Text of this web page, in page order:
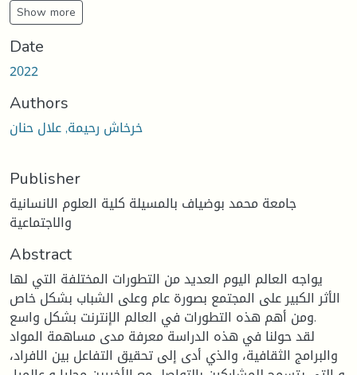
Show more
Date
2022
Authors
خرخاش رحيمة, علال حنان
Publisher
جامعة محمد بوضياف بالمسيلة كلية العلوم الانسانية
والاجتماعية
Abstract
يواجه العالم اليوم العديد من التطورات المختلفة التي لها
الأثر الكبير على المجتمع بصورة عام وعلى الشباب بشكل خاص
ومن أهم هذه التطورات في العالم الإنترنت بشكل واسع.
لقد حولنا في هذه الدراسة معرفة مدى مساهمة المواد
والبرامج الثقافية، والذي أدى إلى تحقيق التفاعل بين الافراد،